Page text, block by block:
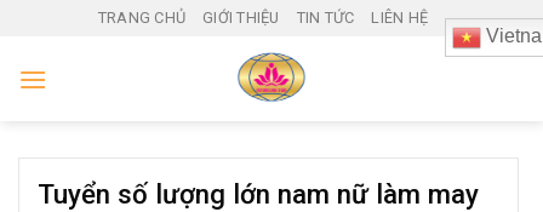
content
TRANG CHỦ GIỚI THIỆU TIN TỨC LIÊN HỆ
Tuyển số lượng lớn nam nữ làm may